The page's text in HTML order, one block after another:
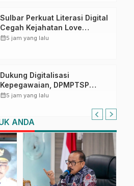
Sulbar Perkuat Literasi Digital
Cegah Kejahatan Love
Scamming
calendar_month5 jam yang lalu
Dukung Digitalisasi
Kepegawaian, DPMPTSP
Sulbar Siap Terapkan Aplikasi
calendar_month5 jam yang lalu
ANDA